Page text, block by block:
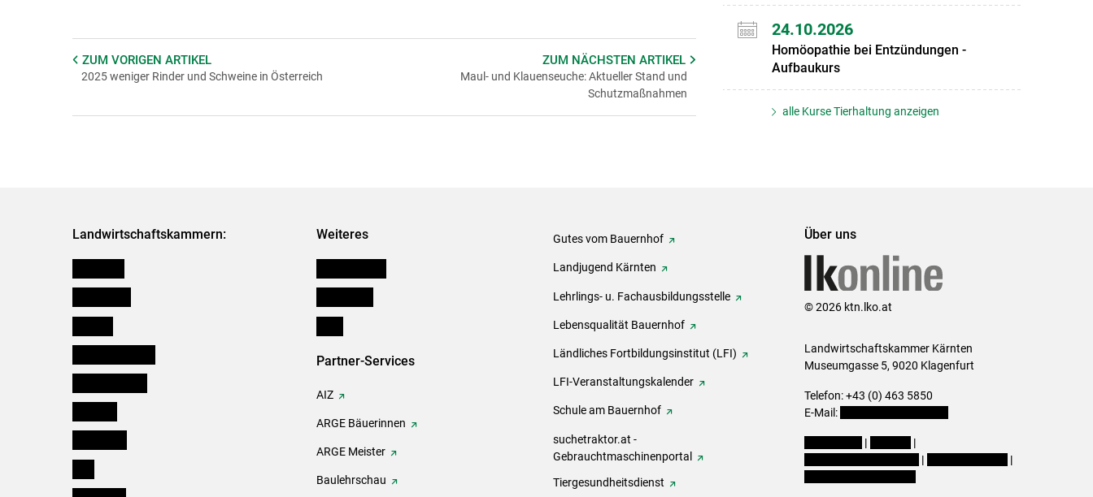
ZUM VORIGEN ARTIKEL
2025 weniger Rinder und Schweine in Österreich
ZUM NÄCHSTENARTIKEL
Maul- und Klauenseuche: Aktueller Stand und
Schutzmaßnahmen
24.10.2026
Homöopathie bei Entzündungen -
Aufbaukurs
alle Kurse Tierhaltung anzeigen
Landwirtschaftskammern: Weiteres
Partner-Services
AIZ
ARGE Bäuerinnen
ARGE Meister
Baulehrschau
Gutes vom Bauernhof
Landjugend Kärnten
Lehrlings- u. Fachausbildungsstelle
Lebensqualität Bauernhof
Ländliches Fortbildungsinstitut (LFI)
LFI-Veranstaltungskalender
Schule am Bauernhof
suchetraktor.at -
Gebrauchtmaschinenportal
Tiergesundheitsdienst
Über uns
© 2026 ktn.lko.at
Landwirtschaftskammer Kärnten
Museumgasse 5, 9020 Klagenfurt
Telefon: +43 (0) 463 5850
E-Mail:
|
|
|
|